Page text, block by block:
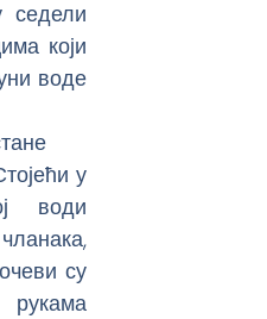
седели
који
воде
у
води
су